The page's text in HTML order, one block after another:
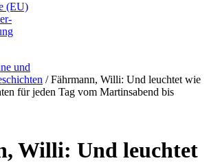
(EU)
und
/ Fährmann, Willi: Und leuchtet wie
für jeden Tag vom Martinsabend bis
Willi: Und leuchtet